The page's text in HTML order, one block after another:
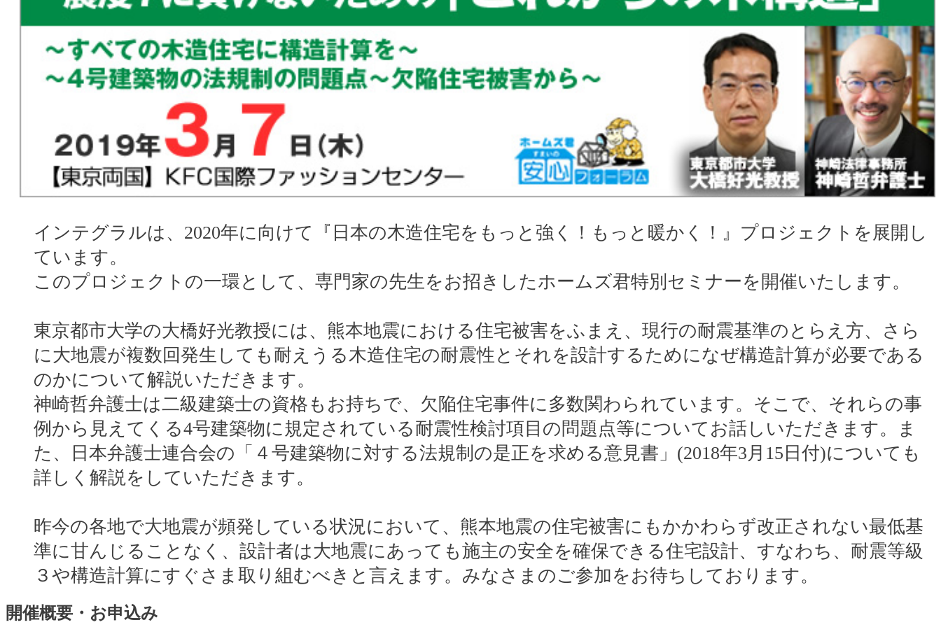
インテグラルは、2020年に向けて『日本の木造住宅をもっと強く！もっと暖かく！』プロジェクトを展開し
ています。
このプロジェクトの一環として、専門家の先生をお招きしたホームズ君特別セミナーを開催いたします。
東京都市大学の大橋好光教授には、熊本地震における住宅被害をふまえ、現行の耐震基準のとらえ方、さら
に大地震が複数回発生しても耐えうる木造住宅の耐震性とそれを設計するためになぜ構造計算が必要である
のかについて解説いただきます。
神崎哲弁護士は二級建築士の資格もお持ちで、欠陥住宅事件に多数関わられています。そこで、それらの事
例から見えてくる4号建築物に規定されている耐震性検討項目の問題点等についてお話しいただきます。ま
た、日本弁護士連合会の「４号建築物に対する法規制の是正を求める意見書」(2018年3月15日付)についても
詳しく解説をしていただきます。
昨今の各地で大地震が頻発している状況において、熊本地震の住宅被害にもかかわらず改正されない最低基
準に甘んじることなく、設計者は大地震にあっても施主の安全を確保できる住宅設計、すなわち、耐震等級
３や構造計算にすぐさま取り組むべきと言えます。みなさまのご参加をお待ちしております。
開催概要・お申込み